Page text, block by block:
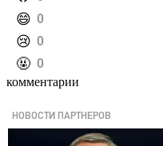
️😄 0
️😢 0
️🤬 0
комментарии